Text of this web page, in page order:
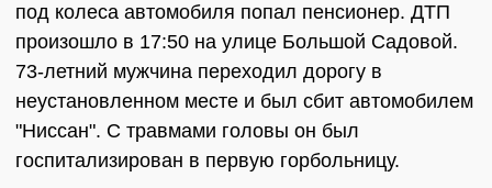
под колеса автомобиля попал пенсионер. ДТП
произошло в 17:50 на улице Большой Садовой.
73-летний мужчина переходил дорогу в
неустановленном месте и был сбит автомобилем
"Ниссан". С травмами головы он был
госпитализирован в первую горбольницу.